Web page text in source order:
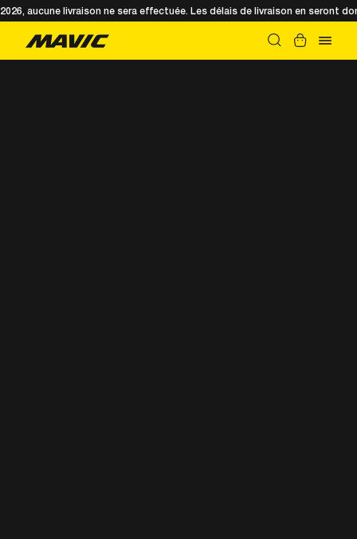
aucune livraison ne sera effectuée. Les délais de livraison en seront